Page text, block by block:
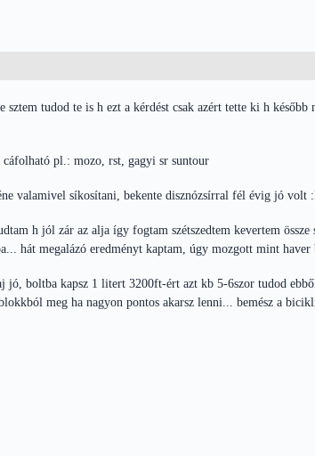
tudod te is h ezt a kérdést csak azért tette ki h később
cáfolható pl.: mozo, rst, gagyi sr suntour
valamivel síkosítani, bekente disznózsírral fél évig jó volt
h jól zár az alja így fogtam szétszedtem kevertem
hát megalázó eredményt kaptam, úgy mozgott mint
jó, boltba kapsz 1 litert 3200ft-ért azt kb 5-6szor tudod
meg ha nagyon pontos akarsz lenni... bemész a